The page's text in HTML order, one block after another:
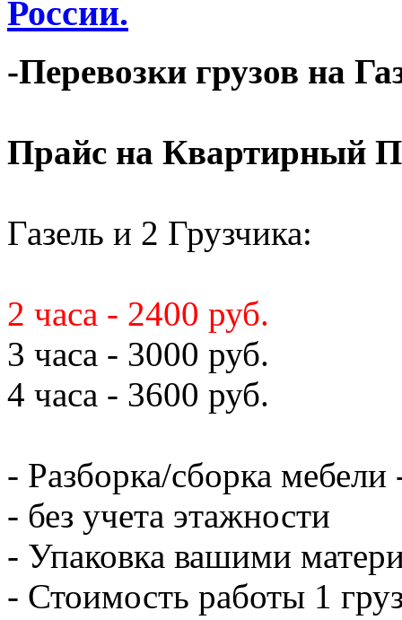
России.
-Перевозки грузов на
Прайс на Квартирный
Газель и 2 Грузчика:
2 часа - 2400 руб.
3 часа - 3000 руб.
4 часа - 3600 руб.
- Разборка/сборка мебели
- без учета этажности
- Упаковка вашими
- Стоимость работы 1